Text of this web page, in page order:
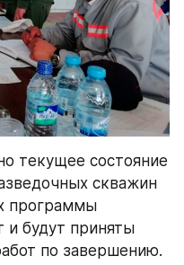
текущее состояние
скважин
программы
и будут приняты
по завершению.